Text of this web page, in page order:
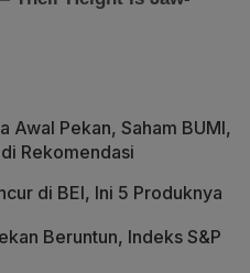
Awal Pekan, Saham BUMI,
Rekomendasi
di BEI, Ini 5 Produknya
Beruntun, Indeks S&P